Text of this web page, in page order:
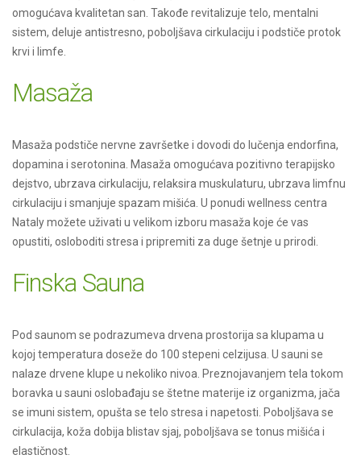
omogućava kvalitetan san. Takođe revitalizuje telo, mentalni
sistem, deluje antistresno, poboljšava cirkulaciju i podstiče protok
krvi i limfe.
Masaža
Masaža podstiče nervne završetke i dovodi do lučenja endorfina,
dopamina i serotonina. Masaža omogućava pozitivno terapijsko
dejstvo, ubrzava cirkulaciju, relaksira muskulaturu, ubrzava limfnu
cirkulaciju i smanjuje spazam mišića. U ponudi wellness centra
Nataly možete uživati u velikom izboru masaža koje će vas
opustiti, osloboditi stresa i pripremiti za duge šetnje u prirodi.
Finska Sauna
Pod saunom se podrazumeva drvena prostorija sa klupama u
kojoj temperatura doseže do 100 stepeni celzijusa. U sauni se
nalaze drvene klupe u nekoliko nivoa. Preznojavanjem tela tokom
boravka u sauni oslobađaju se štetne materije iz organizma, jača
se imuni sistem, opušta se telo stresa i napetosti. Poboljšava se
cirkulacija, koža dobija blistav sjaj, poboljšava se tonus mišića i
elastičnost.